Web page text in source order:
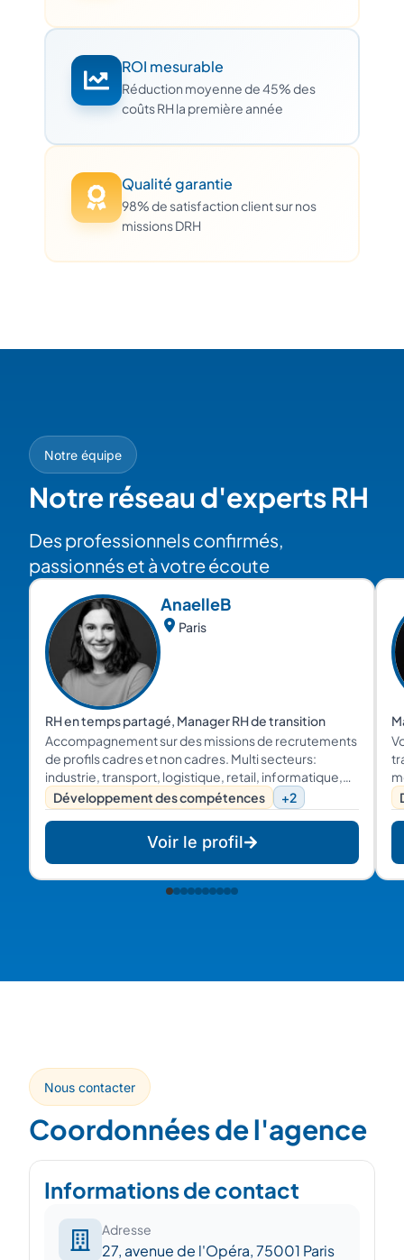
ROI mesurable
Réduction moyenne de 45% des
coûts RH la première année
Qualité garantie
98% de satisfaction client sur nos
missions DRH
Notre équipe
Notre réseau d'experts RH
Des professionnels confirmés,
passionnés et à votre écoute
AnaelleB
Paris
RH en temps partagé, Manager RH de transition
Accompagnement sur des missions de recrutements
de profils cadres et non cadres. Multi secteurs:
industrie, transport, logistique, retail, informatique,
média. Multi fonctions: RH, finance, marketing,
technique, sales,..
Développement des compétences +2
Voir le profil
Nous contacter
Coordonnées de l'agence
Informations de contact
Adresse
27, avenue de l'Opéra, 75001 Paris